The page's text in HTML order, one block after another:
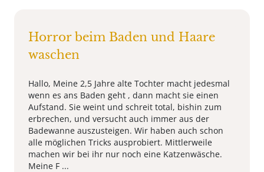
Horror beim Baden und Haare
waschen
Hallo, Meine 2,5 Jahre alte Tochter macht jedesmal
wenn es ans Baden geht , dann macht sie einen
Aufstand. Sie weint und schreit total, bishin zum
erbrechen, und versucht auch immer aus der
Badewanne auszusteigen. Wir haben auch schon
alle möglichen Tricks ausprobiert. Mittlerweile
machen wir bei ihr nur noch eine Katzenwäsche.
Meine F ...